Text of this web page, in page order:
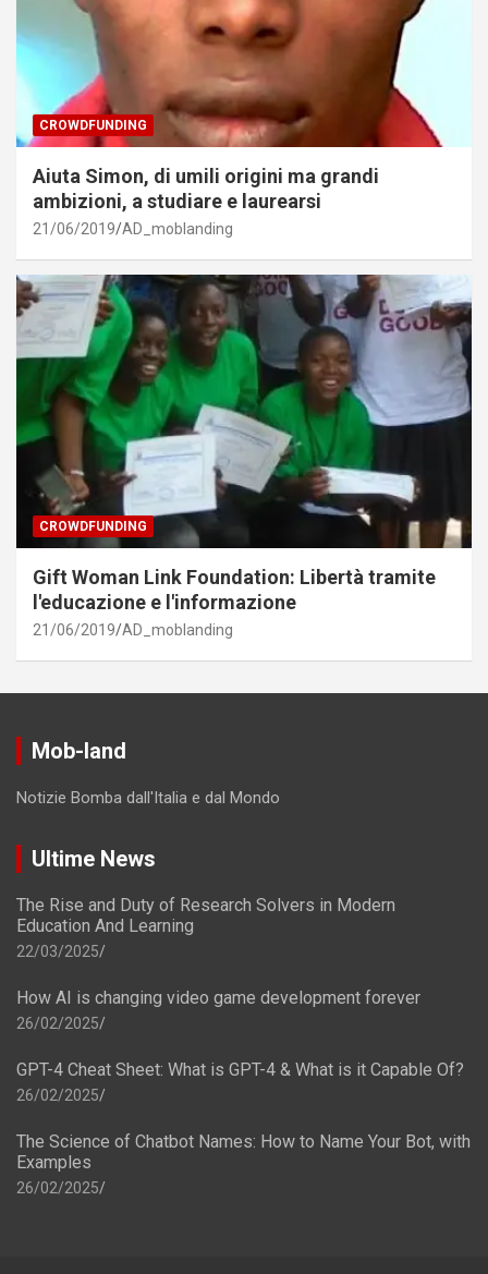
CROWDFUNDING
Aiuta Simon, di umili origini ma grandi
ambizioni, a studiare e laurearsi
21/06/2019 AD_moblanding
CROWDFUNDING
Gift Woman Link Foundation: Libertà tramite
l'educazione e l'informazione
21/06/2019 AD_moblanding
Mob-land
Notizie Bomba dall'Italia e dal Mondo
Ultime News
The Rise and Duty of Research Solvers in Modern
Education And Learning
22/03/2025
How AI is changing video game development forever
26/02/2025
GPT-4 Cheat Sheet: What is GPT-4 & What is it Capable Of?
26/02/2025
The Science of Chatbot Names: How to Name Your Bot, with
Examples
26/02/2025